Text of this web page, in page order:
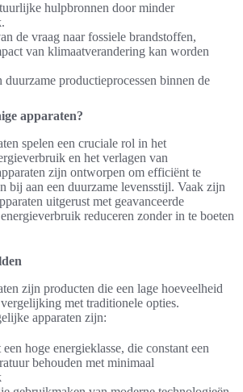
hulpbronnen door minder
de vraag naar fossiele brandstoffen,
van klimaatverandering kan worden
productieprocessen binnen de
apparaten?
spelen een cruciale rol in het
en het verlagen van
zijn ontworpen om efficiënt te
bij aan een duurzame levensstijl. Vaak zijn
uitgerust met geavanceerde
reduceren zonder in te boeten
zijn producten die een lage hoeveelheid
met traditionele opties.
apparaten zijn:
hoge energieklasse, die constant een
behouden met minimaal